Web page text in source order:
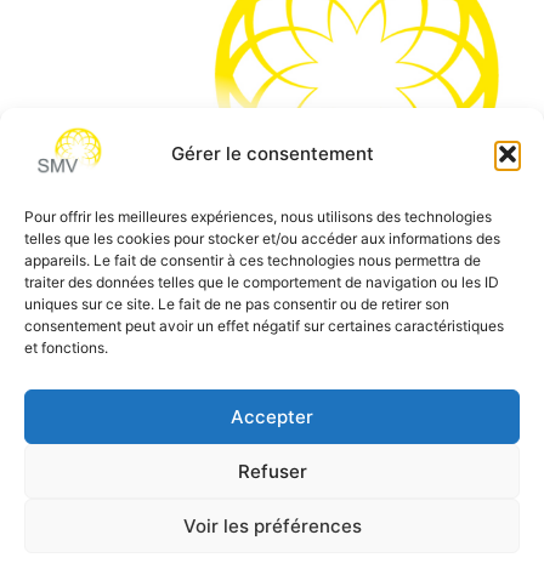
Gérer le consentement
Pour offrir les meilleures expériences, nous utilisons des technologies
telles que les cookies pour stocker et/ou accéder aux informations des
appareils. Le fait de consentir à ces technologies nous permettra de
traiter des données telles que le comportement de navigation ou les ID
uniques sur ce site. Le fait de ne pas consentir ou de retirer son
consentement peut avoir un effet négatif sur certaines caractéristiques
et fonctions.
Accepter
Refuser
Voir les préférences
SMV permet de vous aider à gagner du temps et vous
permettre de vous concentrer sur l’essentiel de votre
métier
Téléphone:0 805 69 64 75 / 02 37 34 04 04
contact@smvformation.fr
Création & Hébergement Web Cloud par